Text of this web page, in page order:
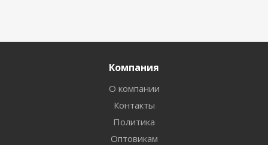
Компания
О компании
Контакты
Политика
Оптовикам